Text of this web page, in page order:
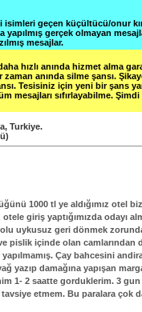
geçen küçültücü/onur
yapılmış gerçek olmayan
mesajlar.
hızlı anında hizmet alma
anında silme şansı.
Tesisiniz için yeni bir şans
mesajları sıfırlayabilme.
, Turkiye.
1000 tl ye aldığımız otel
giriş yaptığımızda odayı
uykusuz geri dönmek
pislik içinde olan camlarından
Çay bahcesini
yazıp damağına yapışan
1- 2 saatte gorduklerim. 3 gun
etmem. Bu paralara çok